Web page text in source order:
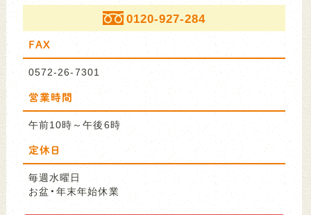
0120-927-284
FAX
0572-26-7301
営業時間
午前10時～午後6時
定休日
毎週水曜日
お盆・年末年始休業